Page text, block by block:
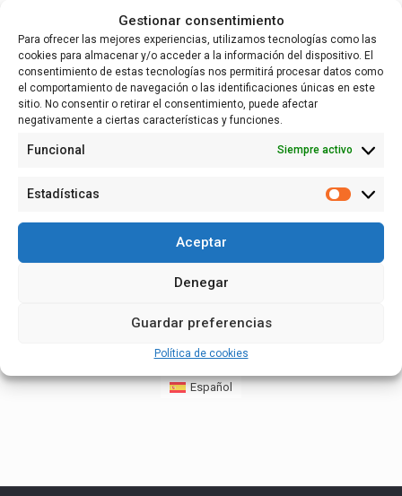
Gestionar consentimiento
Para ofrecer las mejores experiencias, utilizamos tecnologías como las
cookies para almacenar y/o acceder a la información del dispositivo. El
consentimiento de estas tecnologías nos permitirá procesar datos como
el comportamiento de navegación o las identificaciones únicas en este
sitio. No consentir o retirar el consentimiento, puede afectar
negativamente a ciertas características y funciones.
Funcional Siempre activo
Estadísticas
Aceptar
Denegar
Guardar preferencias
Política de cookies
Centro de Personas Mayores de Fuentes de
Haz clic para aceptar cookies de marketing
y permitir este contenido
Español